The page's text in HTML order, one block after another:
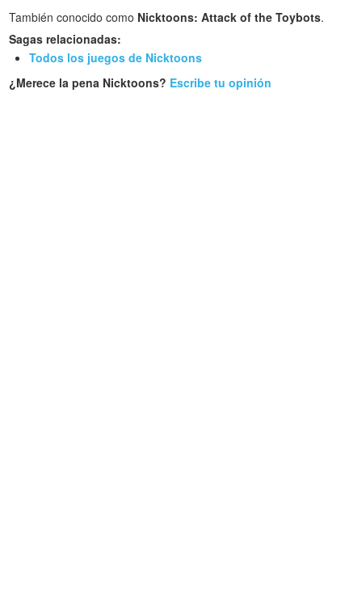
También conocido como Nicktoons: Attack of the Toybots.
Sagas relacionadas:
Todos los juegos de Nicktoons
¿Merece la pena Nicktoons? Escribe tu opinión